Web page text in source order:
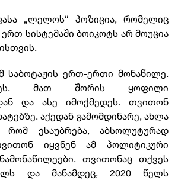
„ლელოს“ პოზიცია, რომელიც
სისტემაში ბოიკოტს არ მოუცია
საბოტაჟის ერთ-ერთი მონაწილე.
მათ შორის ყოფილი
და ასე იმოქმედეს. თვითონ
აქედან გამომდინარე, ახლა
ესაუბრება, აბსოლუტურად
იყვნენ ამ პოლიტიკური
თვითონაც თქვეს
და მანამდეც, 2020 წელს